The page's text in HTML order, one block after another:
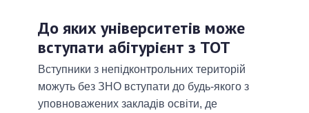
До яких університетів може
вступати абітурієнт з ТОТ
Вступники з непідконтрольних територій
можуть без ЗНО вступати до будь-якого з
уповноважених закладів освіти, де